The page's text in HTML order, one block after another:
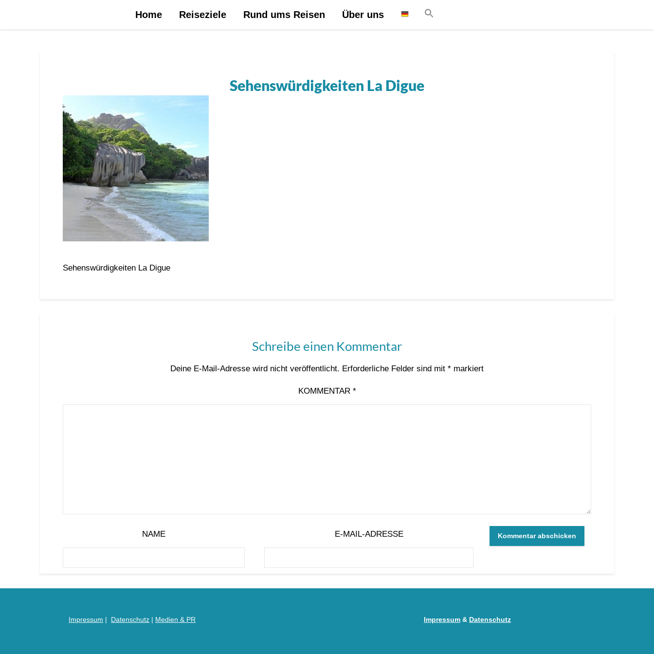
Urlaubsreise.blog – dein Reiseblog …
Home Reiseziele Rund ums Reisen Über uns
Sehenswürdigkeiten La Digue
Sehenswürdigkeiten La Digue
Schreibe einen Kommentar
Deine E-Mail-Adresse wird nicht veröffentlicht. Erforderliche Felder sind mit * markiert
KOMMENTAR *
NAME E-MAIL-ADRESSE
Impressum | Datenschutz | Medien & PR Impressum& Datenschutz